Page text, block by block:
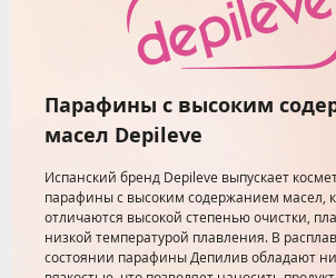
Парафины с высоким
масел Depileve
Испанский бренд Depileve выпускает
парафины с высоким содержанием масел,
отличаются высокой степенью очистки,
низкой температурой плавления. В
состоянии парафины Депилив обладают